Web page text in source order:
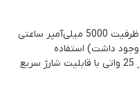
در ساخت گلکسی ای 55 از یک باتری با ظرفیت 5000 میلی‌آمپر ساعتی
(درست همانند آنچه در گلکسی ای 54 وجود داشت) استفاده
شده‌است. باتری این گوشی، از یک شارژر 25 واتی با قابلیت شارژ سریع